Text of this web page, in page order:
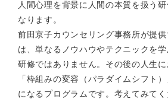
人間心理を背景に人間の本質を扱う
なります。
前田京子カウンセリング事務所が提
は、単なるノウハウやテクニックを
研修ではありません。その後の人生
「枠組みの変容（パラダイムシフト
になるプログラムです。考えてみてく